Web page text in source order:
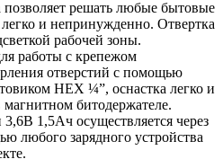
решать любые бытовые
и непринужденно. Отвертка
рабочей зоны.
работы с крепежом
отверстий с помощью
HEX ¼”, оснастка легко и
битодержателе.
3,6В 1,5Ач осуществляется через
любого зарядного устройства